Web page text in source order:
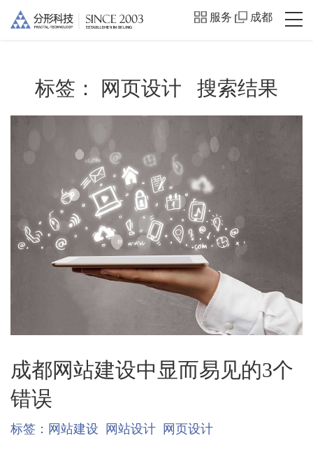
服务 成都
标签： 网页设计 搜索结果
成都网站建设中显而易见的3个
错误
标签： 网站建设 网站设计 网页设计